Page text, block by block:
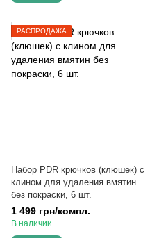
РАСПРОДАЖА
Набор PDR крючков (клюшек) с
клином для удаления вмятин
без покраски, 6 шт.
1 499 грн/компл.
В наличии